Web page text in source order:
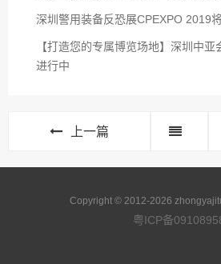
深圳警用装备反恐展CPEXPO 2019
【打造您的专属博览场地】深圳中
进行中
上一篇
Copyright © 2012-2026
粤ICP备